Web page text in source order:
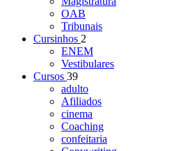
OAB
Tribunais
Cursinhos 2
ENEM
Vestibulares
Cursos 39
adulto
Afiliados
cinema
Coaching
confeitaria